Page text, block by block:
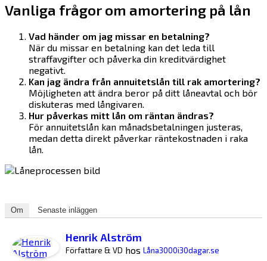
Vanliga frågor om amortering på lån
Vad händer om jag missar en betalning?
När du missar en betalning kan det leda till
straffavgifter och påverka din kreditvärdighet
negativt.
Kan jag ändra från annuitetslån till rak amortering?
Möjligheten att ändra beror på ditt låneavtal och bör
diskuteras med långivaren.
Hur påverkas mitt lån om räntan ändras?
För annuitetslån kan månadsbetalningen justeras,
medan detta direkt påverkar räntekostnaden i raka
lån.
Om Senaste inläggen
Henrik Alström
Författare & VD hos Låna3000i30dagar.se